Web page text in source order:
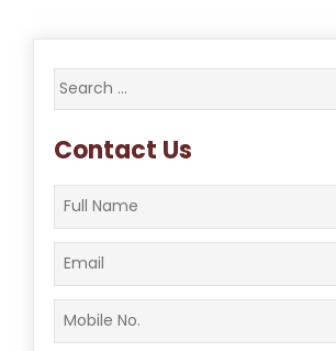
Search
for:
Contact Us